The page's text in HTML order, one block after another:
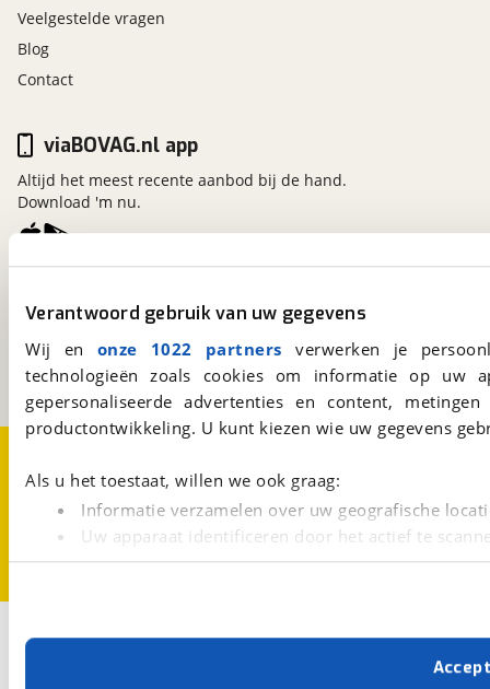
Verantwoord gebruik van uw gegevens
Wij en onze 1022 partners verwerken je
technologieën zoals cookies om informatie op
gepersonaliseerde advertenties en content,
productontwikkeling. U kunt kiezen wie uw gegevens
Als u het toestaat, willen we ook graag:
Informatie verzamelen over uw geografische
Uw apparaat identificeren door het actief te
Lees meer over hoe uw persoonlijke gegevens worden
Met cookies en vergelijkbare technieken zorgen we
cookies zorgen ervoor dat de website goed werkt.
Veelgestelde vragen
Blog
Contact
Kosterijland15
Een initiatief van
BOVAG
viaBOVAG.nl app
Altijd het meest recente aanbod bij de hand.
Download 'm nu.
Cookievoorkeuren
Vacatures